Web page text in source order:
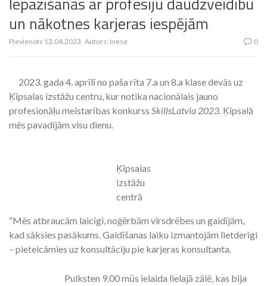
un nākotnes karjeras iespējām
Pievienots 13.04.2023 Autors: Inese 0
2023. gada 4. aprīlī no paša rīta 7.a un 8.a klase devās uz
Ķīpsalas izstāžu centru, kur notika nacionālais jauno
profesionāļu meistarības konkurss SkillsLatvia 2023. Ķīpsalā
mēs pavadījām visu dienu.
Ķīpsalas
izstāžu
centrā
“Mēs atbraucām laicīgi, noģērbām virsdrēbes un gaidījām,
kad sāksies pasākums. Gaidīšanas laiku izmantojām lietderīgi
– pieteicāmies uz konsultāciju pie karjeras konsultanta.
Pulksten 9.00 mūs ielaida lielajā zālē, kas bija